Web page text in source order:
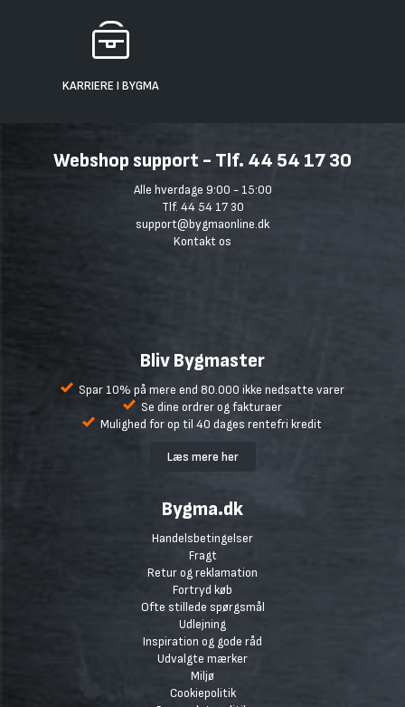
KARRIERE I BYGMA
Webshop support - Tlf. 44 54 17 30
Alle hverdage 9:00 - 15:00
Tlf. 44 54 17 30
support@bygmaonline.dk
Kontakt os
Bliv Bygmaster
Spar 10% på mere end 80.000 ikke nedsatte varer
Se dine ordrer og fakturaer
Mulighed for op til 40 dages rentefri kredit
Læs mere her
Bygma.dk
Handelsbetingelser
Fragt
Retur og reklamation
Fortryd køb
Ofte stillede spørgsmål
Udlejning
Inspiration og gode råd
Udvalgte mærker
Miljø
Cookiepolitik